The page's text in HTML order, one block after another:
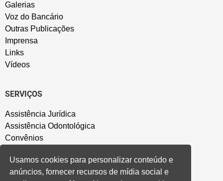
Galerias
Voz do Bancário
Outras Publicações
Imprensa
Links
Vídeos
SERVIÇOS
Assistência Jurídica
Assistência Odontológica
Convênios
Salão de Festa
Política de Privacidade
Usamos cookies para personalizar conteúdo e
anúncios, fornecer recursos de mídia social e